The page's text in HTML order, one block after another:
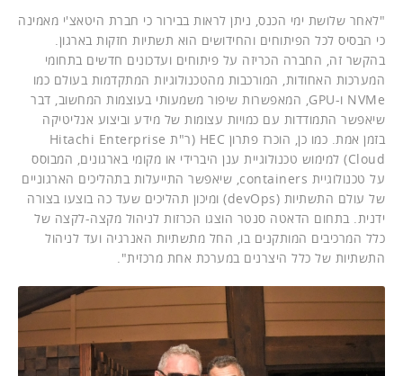
"לאחר שלושת ימי הכנס, ניתן לראות בבירור כי חברת היטאצ'י מאמינה
כי הבסיס לכל הפיתוחים והחידושים הוא תשתיות חזקות בארגון.
בהקשר זה, החברה הכריזה על פיתוחים ועדכונים חדשים בתחומי
המערכות האחודות, המורכבות מהטכנולוגיות המתקדמות בעולם כמו
NVMe ו-GPU, המאפשרות שיפור משמעותי בעוצמות המחשוב, דבר
שיאפשר התמודדות עם כמויות עצומות של מידע וביצוע אנליטיקה
בזמן אמת. כמו כן, הוכרז פתרון HEC (ר"ת Hitachi Enterprise
Cloud) למימוש טכנולוגיית ענן היברידי או מקומי בארגונים, המבוסס
על טכנולוגיית containers, שיאפשר התייעלות בתהליכים הארגוניים
של עולם התשתיות (devOps) ומיכון תהליכים שעד כה בוצעו בצורה
ידנית. בתחום הדאטה סנטר הוצגו הכרזות לניהול מקצה-לקצה של
כלל המרכיבים המותקנים בו, החל מתשתיות האנרגיה ועד לניהול
התשתיות של כלל היצרנים במערכת אחת מרכזית".